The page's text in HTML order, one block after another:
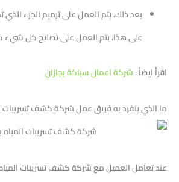
بعد ذلك، يتم العمل على ترميم الجزء الذي
على هذا، يتم العمل على تصليح كل شيء
اقرأ ايضاً :شركة اعمال سباكة بجازان
ما الذي ينفرد به فريق عمل شركة كشف تسريبات
عند تعامل العميل مع شركة كشف تسريبات